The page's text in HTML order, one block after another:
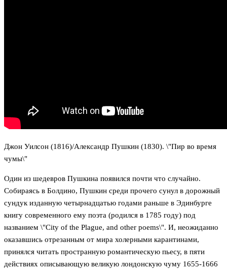
Джон Уилсон (1816)/Александр Пушкин (1830). \"Пир во время
чумы\"
Один из шедевров Пушкина появился почти что случайно.
Собираясь в Болдино, Пушкин среди прочего сунул в дорожный
сундук изданную четырнадцатью годами раньше в Эдинбурге
книгу современного ему поэта (родился в 1785 году) под
названием \"City of the Plague, and other poems\". И, неожиданно
оказавшись отрезанным от мира холерными карантинами,
принялся читать пространную романтическую пьесу, в пяти
действиях описывающую великую лондонскую чуму 1655-1666